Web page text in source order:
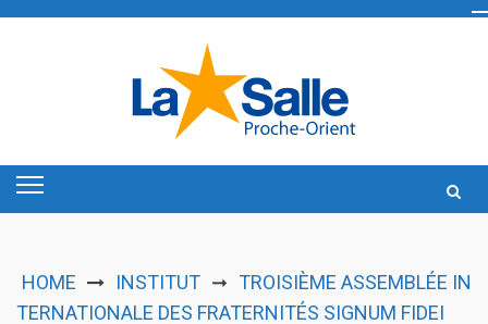
HOME INSTITUT ➞ TROISIÈME ASSEMBLÉE IN
TERNATIONALE DES FRATERNITÉS SIGNUM FIDEI